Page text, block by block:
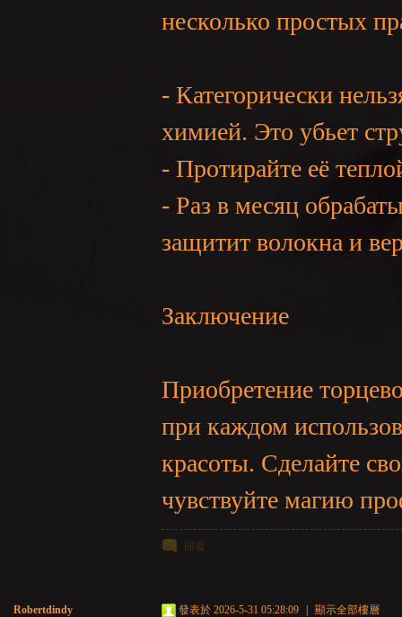
несколько простых
- Категорически
химией. Это убьет
- Протирайте её
- Раз в месяц
защитит волокна и
Заключение
Приобретение
при каждом
красоты. Сделайте
чувствуйте магию
回復
Robertdindy 發表於 2026-5-31 05:28:09 顯示全部樓層